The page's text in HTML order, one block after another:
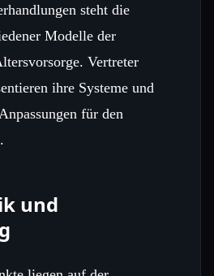
steht die
Modelle der
Vertreter
ihre Systeme und
für den
und